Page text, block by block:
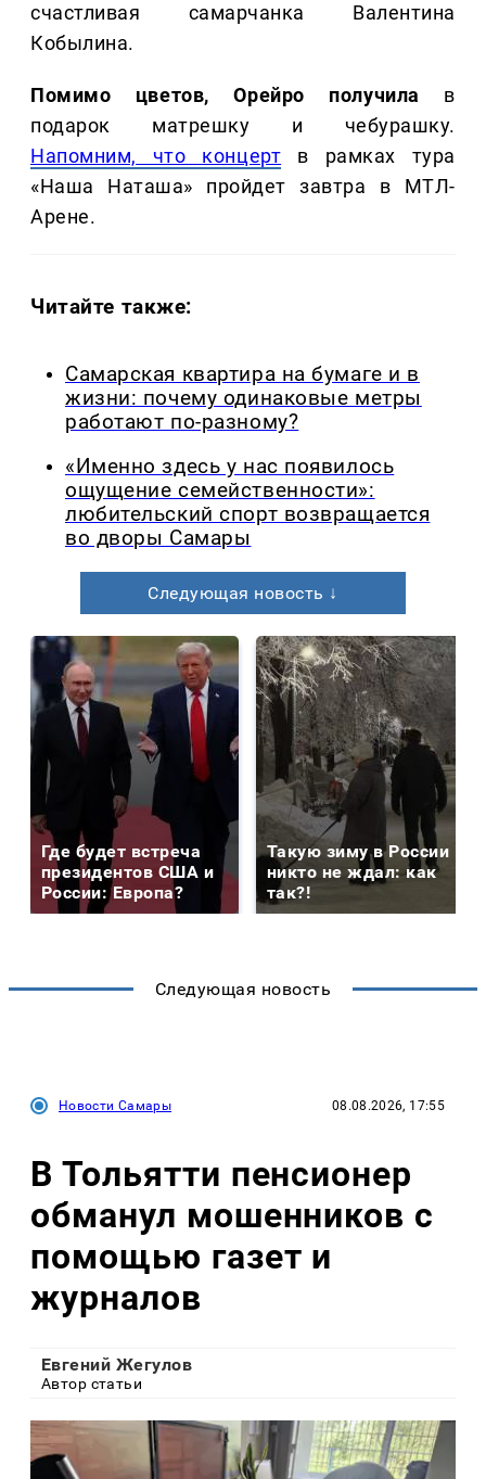
счастливая самарчанка Валентина
Кобылина.
Помимо цветов, Орейро получила в
подарок матрешку и чебурашку.
Напомним, что концерт в рамках тура
«Наша Наташа» пройдет завтра в МТЛ-
Арене.
Читайте также:
Самарская квартира на бумаге и в
жизни: почему одинаковые метры
работают по-разному?
«Именно здесь у нас появилось
ощущение семейственности»:
любительский спорт возвращается
во дворы Самары
Следующая новость ↓
Где будет встреча
президентов США и
России: Европа?
Такую зиму в России
никто не ждал: как
так?!
Следующая новость
Новости Самары 08.08.2026, 17:55
В Тольятти пенсионер
обманул мошенников с
помощью газет и
журналов
Евгений Жегулов
Автор статьи